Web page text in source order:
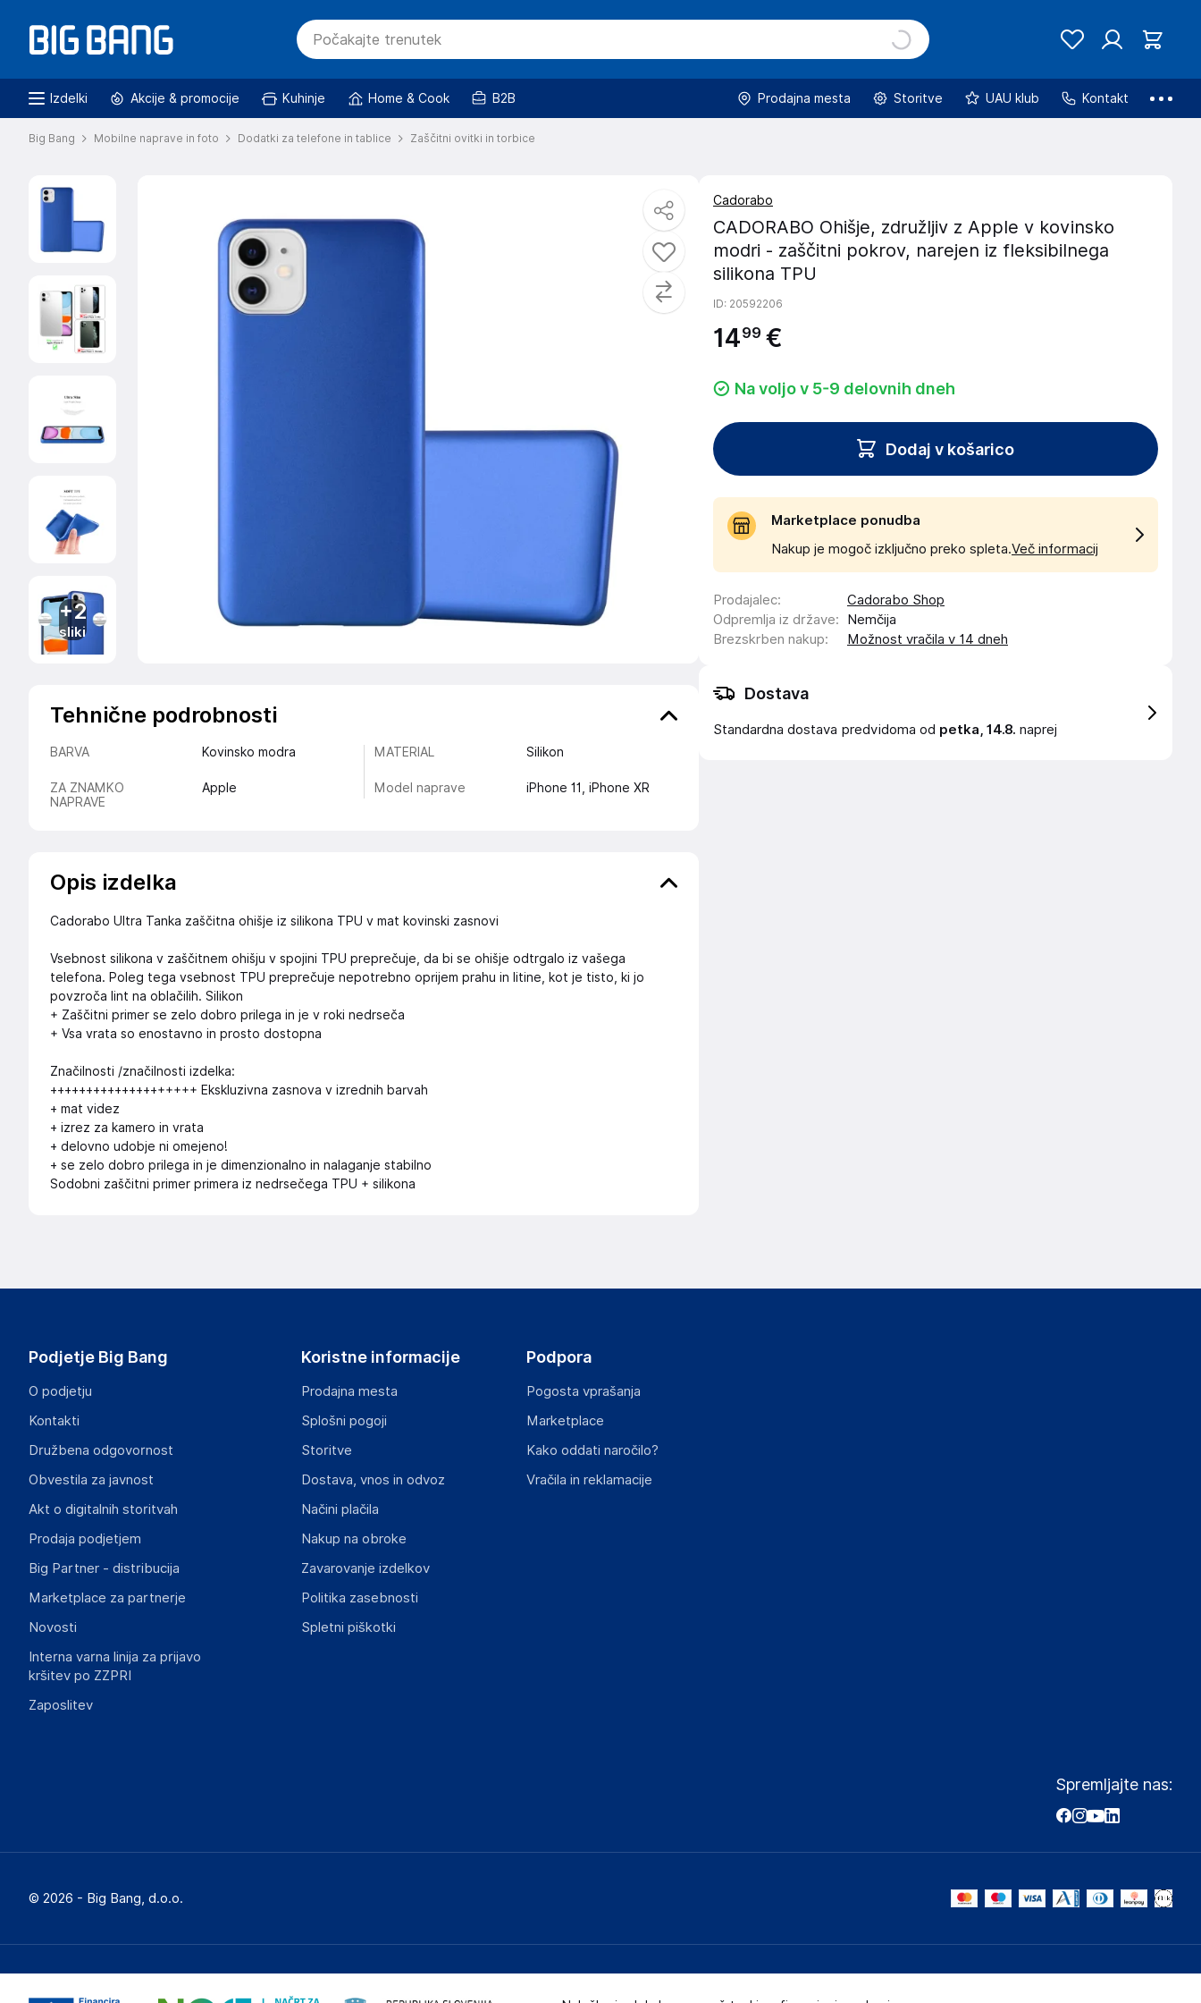
Izdelki Akcije & promocije Kuhinje Home & Cook B2B Prodajna mesta Storitve UAU klub Kontakt
Big Bang Mobilne naprave in foto Dodatki za telefone in tablice Zaščitni ovitki in torbice
+2
sliki
Tehnične podrobnosti
BARVA Kovinsko modra MATERIAL Silikon
ZA ZNAMKO
NAPRAVE
Apple Model naprave iPhone 11, iPhone XR
Opis izdelka
Cadorabo Ultra Tanka zaščitna ohišje iz silikona TPU v mat kovinski zasnovi
Vsebnost silikona v zaščitnem ohišju v spojini TPU preprečuje, da bi se ohišje odtrgalo iz vašega
telefona. Poleg tega vsebnost TPU preprečuje nepotrebno oprijem prahu in litine, kot je tisto, ki jo
povzroča lint na oblačilih. Silikon
+ Zaščitni primer se zelo dobro prilega in je v roki nedrseča
+ Vsa vrata so enostavno in prosto dostopna
Značilnosti /značilnosti izdelka:
++++++++++++++++++++ Ekskluzivna zasnova v izrednih barvah
+ mat videz
+ izrez za kamero in vrata
+ delovno udobje ni omejeno!
+ se zelo dobro prilega in je dimenzionalno in nalaganje stabilno
Sodobni zaščitni primer primera iz nedrsečega TPU + silikona
Cadorabo
CADORABO Ohišje, združljiv z Apple v kovinsko
modri - zaščitni pokrov, narejen iz fleksibilnega
silikona TPU
ID: 20592206
1499 €
Na voljo v 5-9 delovnih dneh
Dodaj v košarico
Marketplace ponudba
Nakup je mogoč izključno preko spleta.Več informacij
Prodajalec:
Cadorabo Shop
Odpremlja iz države:
Nemčija
Brezskrben nakup: Možnost vračila v 14 dneh
Dostava
Standardna dostava predvidoma od petka, 14.8. naprej
Podjetje Big Bang
O podjetju
Kontakti
Družbena odgovornost
Obvestila za javnost
Akt o digitalnih storitvah
Prodaja podjetjem
Big Partner - distribucija
Marketplace za partnerje
Novosti
Interna varna linija za prijavo
kršitev po ZZPRI
Zaposlitev
Koristne informacije
Prodajna mesta
Splošni pogoji
Storitve
Dostava, vnos in odvoz
Načini plačila
Nakup na obroke
Zavarovanje izdelkov
Politika zasebnosti
Spletni piškotki
Podpora
Pogosta vprašanja
Marketplace
Kako oddati naročilo?
Vračila in reklamacije
Spremljajte nas:
© 2026 - Big Bang, d.o.o.